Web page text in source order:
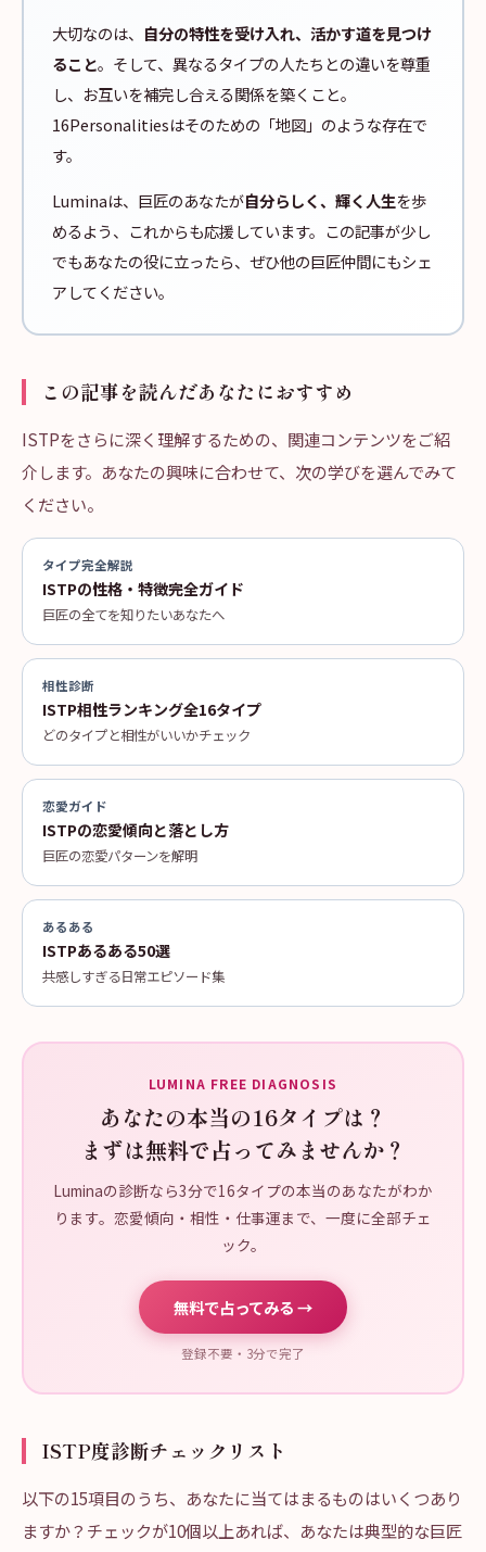
大切なのは、 自分の特性を受け入れ、活かす道を見つけ
ること。そして、異なるタイプの人たちとの違いを尊重
し、お互いを補完し合える関係を築くこと。
16Personalitiesはそのための「地図」のような存在で
す。
Luminaは、巨匠のあなたが自分らしく、輝く人生を歩
めるよう、これからも応援しています。この記事が少し
でもあなたの役に立ったら、ぜひ他の巨匠仲間にもシェ
アしてください。
この記事を読んだあなたにおすすめ
ISTPをさらに深く理解するための、関連コンテンツをご紹
介します。あなたの興味に合わせて、次の学びを選んでみて
ください。
タイプ完全解説
ISTPの性格・特徴完全ガイド
巨匠の全てを知りたいあなたへ
相性診断
ISTP相性ランキング全16タイプ
どのタイプと相性がいいかチェック
恋愛ガイド
ISTPの恋愛傾向と落とし方
巨匠の恋愛パターンを解明
あるある
ISTPあるある50選
共感しすぎる日常エピソード集
LUMINA FREE DIAGNOSIS
あなたの本当の16タイプは？
まずは無料で占ってみませんか？
Luminaの診断なら3分で16タイプの本当のあなたがわか
ります。恋愛傾向・相性・仕事運まで、一度に全部チェ
ック。
無料で占ってみる →
登録不要・3分で完了
ISTP度診断チェックリスト
以下の15項目のうち、あなたに当てはまるものはいくつあり
ますか？チェックが10個以上あれば、あなたは典型的な巨匠